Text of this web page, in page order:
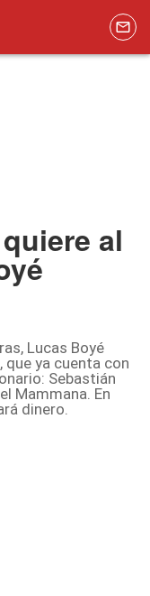
al
Lucas Boyé
ya cuenta con
Sebastián
Mammana. En
dinero.